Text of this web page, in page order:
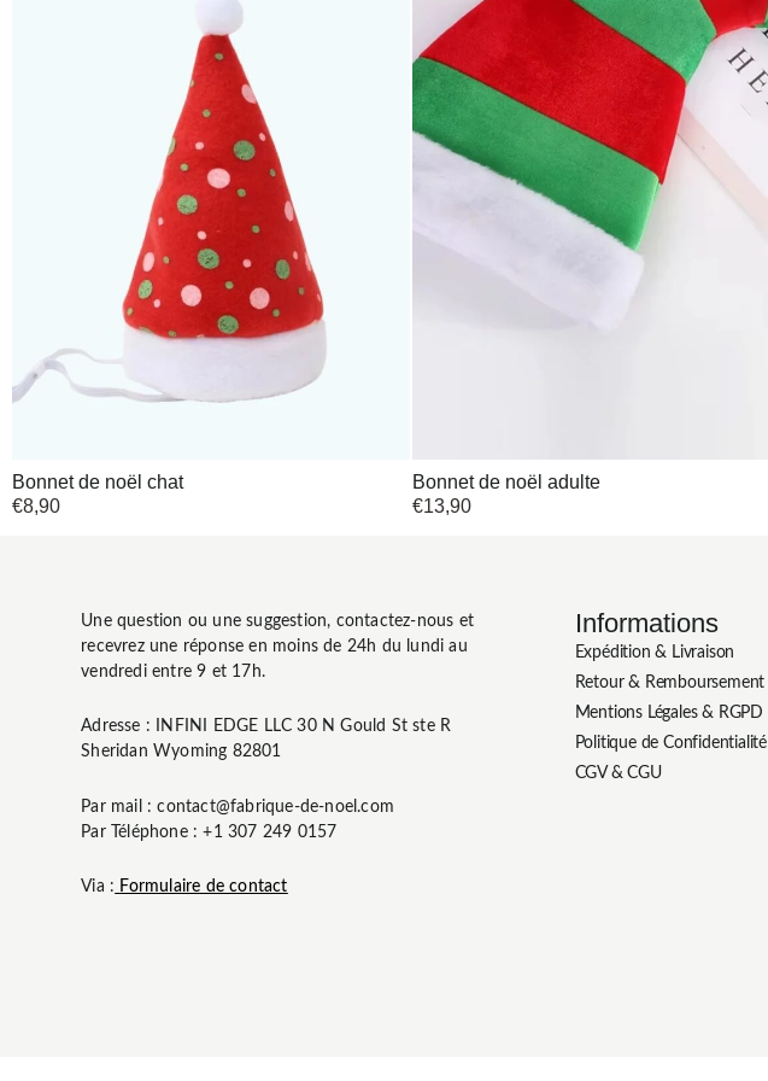
Bonnet de noël chat
€8,90
Bonnet de noël adulte
€13,90
Une question ou une suggestion, contactez-nous et
recevrez une réponse en moins de 24h du lundi au
vendredi entre 9 et 17h.
Adresse : INFINI EDGE LLC 30 N Gould St ste R
Sheridan Wyoming 82801
Par mail : contact@fabrique-de-noel.com
Par Téléphone : +1 307 249 0157
Via : Formulaire de contact
Informations
Expédition & Livraison
Retour & Remboursement
Mentions Légales & RGPD
Politique de Confidentialité
CGV & CGU